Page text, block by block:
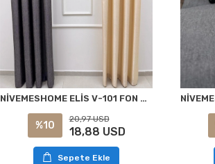
NİVEMESHOME ELİS V-101 FON PERDE 1/3 SIK PİLELİ PERDE APM
%10
20,97 USD
18,88 USD
Sepete Ekle